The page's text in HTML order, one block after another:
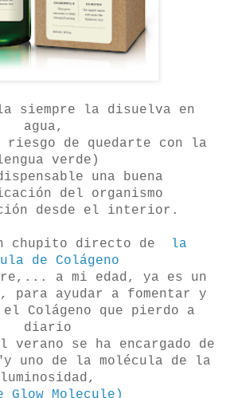
siempre la disuelva en
agua,
de quedarte con la
verde)
una buena
del organismo
desde el interior.
chupito directo de
la
de Colágeno
a mi edad, ya es un
para ayudar a fomentar y
el Colágeno que pierdo a
diario
verano se ha encargado de
uno de la molécula de la
luminosidad,
Glow Molecule)